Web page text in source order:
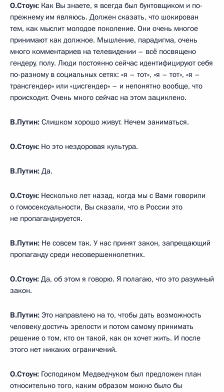
О.Стоун: Как Вы знаете, я всегда был бунтовщиком и по-
прежнему им являюсь. Должен сказать, что шокирован
тем, как мыслит молодое поколение. Они очень многое
принимают как должное. Мышление, парадигма, очень
много комментариев на телевидении – всё посвящено
гендеру, полу. Люди постоянно сейчас идентифицируют себя
по-разному в социальных сетях: «я – тот», «я – тот», «я –
трансгендер» или «цисгендер» – и непонятно вообще, что
происходит. Очень много сейчас на этом зациклено.
В.Путин: Слишком хорошо живут. Нечем заниматься.
О.Стоун: Но это нездоровая культура.
В.Путин: Да.
О.Стоун: Несколько лет назад, когда мы с Вами говорили
о гомосексуальности, Вы сказали, что в России это
не пропагандируется.
В.Путин: Не совсем так. У нас принят закон, запрещающий
пропаганду среди несовершеннолетних.
О.Стоун: Да, об этом я говорю. Я полагаю, что это разумный
закон.
В.Путин: Это направлено на то, чтобы дать возможность
человеку достичь зрелости и потом самому принимать
решение о том, кто он такой, как он хочет жить. И после
этого нет никаких ограничений.
О.Стоун: Господином Медведчуком был предложен план
относительно того, каким образом можно было бы